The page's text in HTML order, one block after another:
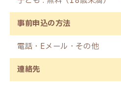
事前申込の方法
電話・Eメール・その他
連絡先